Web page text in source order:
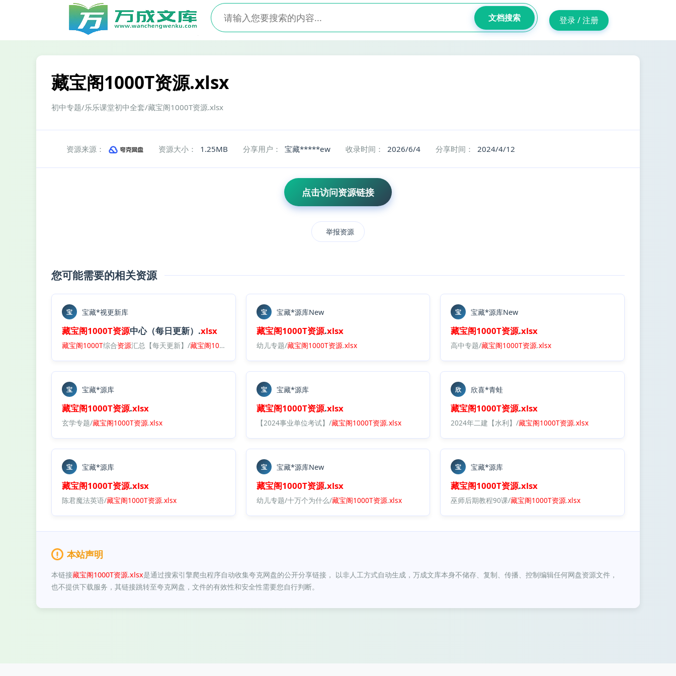
文档搜索 登录 / 注册
藏宝阁1000T资源.xlsx
初中专题/乐乐课堂初中全套/藏宝阁1000T资源.xlsx
资源来源： 资源大小： 1.25MB 分享用户： 宝藏*****ew 收录时间： 2026/6/4 分享时间： 2024/4/12
点击访问资源链接
举报资源
您可能需要的相关资源
宝 宝藏*视更新库
藏宝阁1000T资源中心（每日更新）.xlsx
藏宝阁1000T综合资源汇总【每天更新】/藏宝阁1000T 中心（每日更新）.xlsx
宝 宝藏*源库New
藏宝阁1000T资源.xlsx
幼儿专题/藏宝阁1000T资源.xlsx
宝 宝藏*源库New
藏宝阁1000T资源.xlsx
高中专题/藏宝阁1000T资源.xlsx
宝 宝藏*源库
藏宝阁1000T资源.xlsx
玄学专题/藏宝阁1000T资源.xlsx
宝 宝藏*源库
藏宝阁1000T资源.xlsx
【2024事业单位考试】/藏宝阁1000T资源.xlsx
欣 欣喜*青蛙
藏宝阁1000T资源.xlsx
2024年二建【水利】/藏宝阁1000T资源.xlsx
宝 宝藏*源库
藏宝阁1000T资源.xlsx
陈君魔法英语/藏宝阁1000T资源.xlsx
宝 宝藏*源库New
藏宝阁1000T资源.xlsx
幼儿专题/十万个为什么/藏宝阁1000T资源.xlsx
宝 宝藏*源库
藏宝阁1000T资源.xlsx
巫师后期教程90课/藏宝阁1000T资源.xlsx
本站声明
本链接藏宝阁1000T资源.xlsx是通过搜索引擎爬虫程序自动收集夸克网盘的公开分享链接， 以非人工方式自动生成，万成文库本身不储存、复制、传播、控制编辑任何网盘资源文件，
也不提供下载服务，其链接跳转至夸克网盘，文件的有效性和安全性需要您自行判断。